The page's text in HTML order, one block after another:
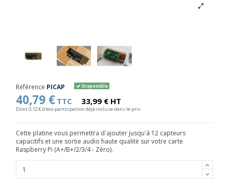
Référence PICAP Disponible
40,79 € TTC 33,99 € HT
Dont 0,12 € d'eco-participation déjà incluse dans le prix
Cette platine vous permettra d'ajouter jusqu'à 12 capteurs
capacitifs et une sortie audio haute qualité sur votre carte
Raspberry Pi (A+/B+/2/3/4 - Zéro).